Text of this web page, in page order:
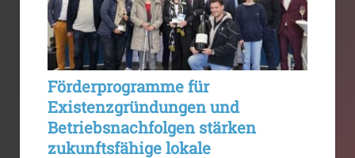
Förderprogramme für
Existenzgründungen und
Betriebsnachfolgen stärken
zukunftsfähige lokale